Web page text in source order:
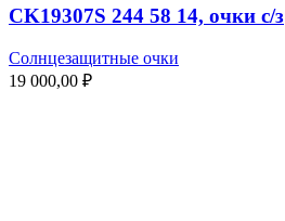
CK19307S 244 58 14, очки с/з
Солнцезащитные очки
19 000,00 ₽